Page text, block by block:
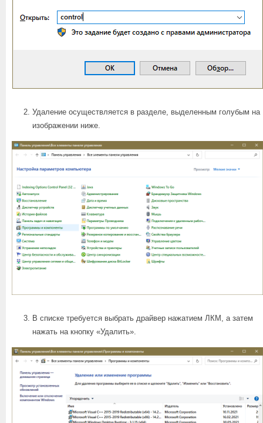
Удаление осуществляется в разделе, выделенным голубым на
изображении ниже.
В списке требуется выбрать драйвер нажатием ЛКМ, а затем
нажать на кнопку «Удалить».